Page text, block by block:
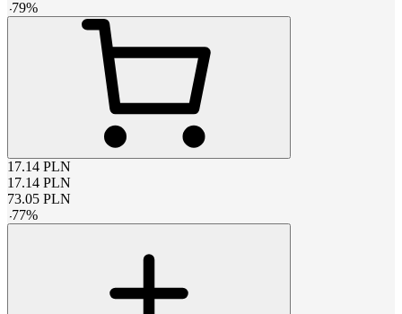
-79%
17.14 PLN
17.14 PLN
73.05 PLN
-77%